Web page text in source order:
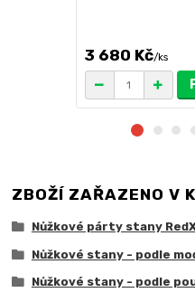
3 680 Kč/ks
ZBOŽÍ ZAŘAZENO V
Nůžkové párty stany
Nůžkové stany - podle
Nůžkové stany - podle